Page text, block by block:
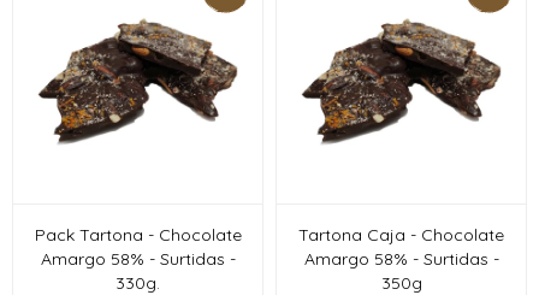
Pack Tartona - Chocolate
Amargo 58% - Surtidas -
330g.
Tartona Caja - Chocolate
Amargo 58% - Surtidas -
350g